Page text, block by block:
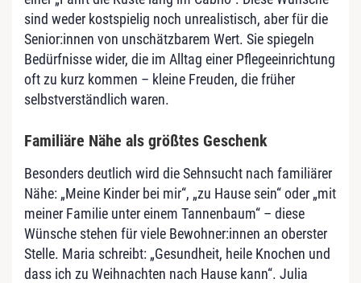
sind weder kostspielig noch unrealistisch, aber für die
Senior:innen von unschätzbarem Wert. Sie spiegeln
Bedürfnisse wider, die im Alltag einer Pflegeeinrichtung
oft zu kurz kommen – kleine Freuden, die früher
selbstverständlich waren.
Familiäre Nähe als größtes Geschenk
Besonders deutlich wird die Sehnsucht nach familiärer
Nähe: „Meine Kinder bei mir“, „zu Hause sein“ oder „mit
meiner Familie unter einem Tannenbaum“ – diese
Wünsche stehen für viele Bewohner:innen an oberster
Stelle. Maria schreibt: „Gesundheit, heile Knochen und
dass ich zu Weihnachten nach Hause kann“. Julia